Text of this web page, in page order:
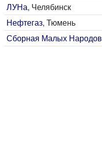
ЛУНа, Челябинск
Нефтегаз, Тюмень
Сборная Малых Народов